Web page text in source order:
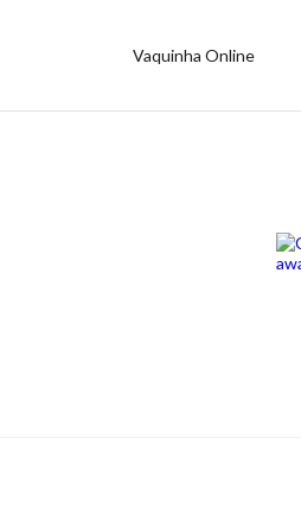
Vaquinha Online